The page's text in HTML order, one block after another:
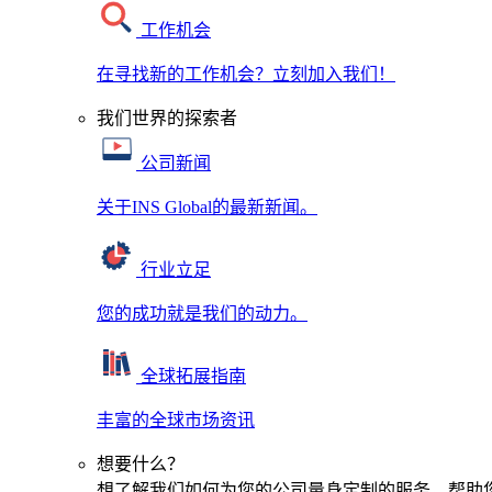
工作机会
在寻找新的工作机会？立刻加入我们！
我们世界的探索者
公司新闻
关于INS Global的最新新闻。
行业立足
您的成功就是我们的动力。
全球拓展指南
丰富的全球市场资讯
想要什么？